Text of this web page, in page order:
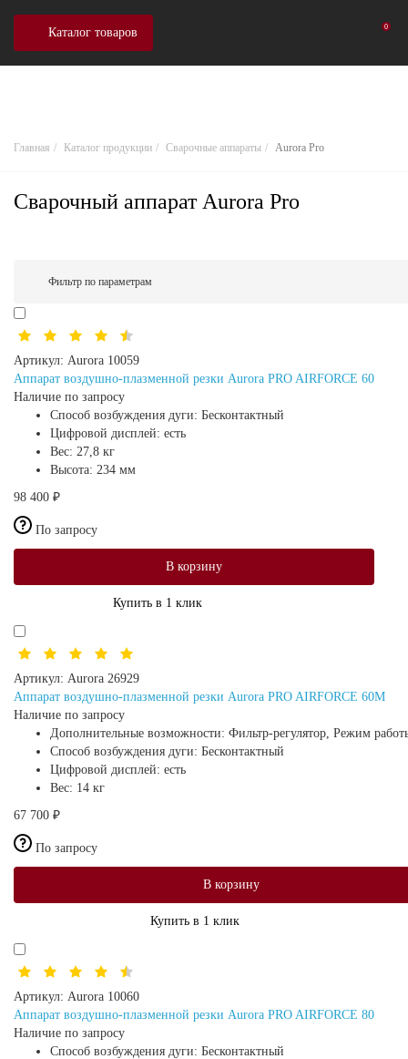
Каталог товаров 0
Главная Каталог продукции Сварочные аппараты Aurora Pro
Сварочный аппарат Aurora Pro
Фильтр по параметрам
Артикул: Aurora 10059
Аппарат воздушно-плазменной резки Aurora PRO AIRFORCE 60
Наличие по запросу
Способ возбуждения дуги: Бесконтактный
Цифровой дисплей: есть
Вес: 27,8 кг
Высота: 234 мм
98 400 ₽
По запросу
В корзину
Купить в 1 клик
Артикул: Aurora 26929
Аппарат воздушно-плазменной резки Aurora PRO AIRFORCE 60M
Наличие по запросу
Дополнительные возможности: Фильтр-регулятор, Режим
Способ возбуждения дуги: Бесконтактный
Цифровой дисплей: есть
Вес: 14 кг
67 700 ₽
По запросу
В корзину
Купить в 1 клик
Артикул: Aurora 10060
Аппарат воздушно-плазменной резки Aurora PRO AIRFORCE 80
Наличие по запросу
Способ возбуждения дуги: Бесконтактный